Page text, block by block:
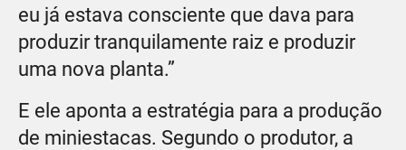
eu já estava consciente que dava para
produzir tranquilamente raiz e produzir
uma nova planta.”
E ele aponta a estratégia para a produção
de miniestacas. Segundo o produtor, a